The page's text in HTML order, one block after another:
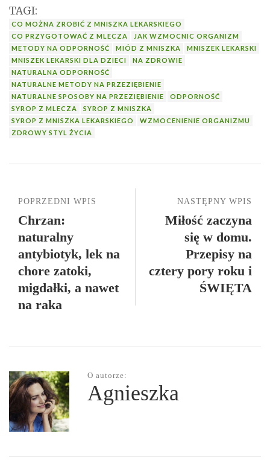
TAGI:
CO MOŻNA ZROBIĆ Z MNISZKA LEKARSKIEGO
CO PRZYGOTOWAĆ Z MLECZA
JAK WZMOCNIC ORGANIZM
METODY NA ODPORNOŚĆ
MIÓD Z MNISZKA
MNISZEK LEKARSKI
MNISZEK LEKARSKI DLA DZIECI
NA ZDROWIE
NATURALNA ODPORNOŚĆ
NATURALNE METODY NA PRZEZIĘBIENIE
NATURALNE SPOSOBY NA PRZEZIĘBIENIE
ODPORNOŚĆ
SYROP Z MLECZA
SYROP Z MNISZKA
SYROP Z MNISZKA LEKARSKIEGO
WZMOCENIENIE ORGANIZMU
ZDROWY STYL ŻYCIA
NASTĘPNY WPIS
Miłość zaczyna
się w domu.
Przepisy na
cztery pory roku i
ŚWIĘTA
POPRZEDNI WPIS
Chrzan:
naturalny
antybiotyk, lek na
chore zatoki,
migdałki, a nawet
na raka
O autorze:
Agnieszka